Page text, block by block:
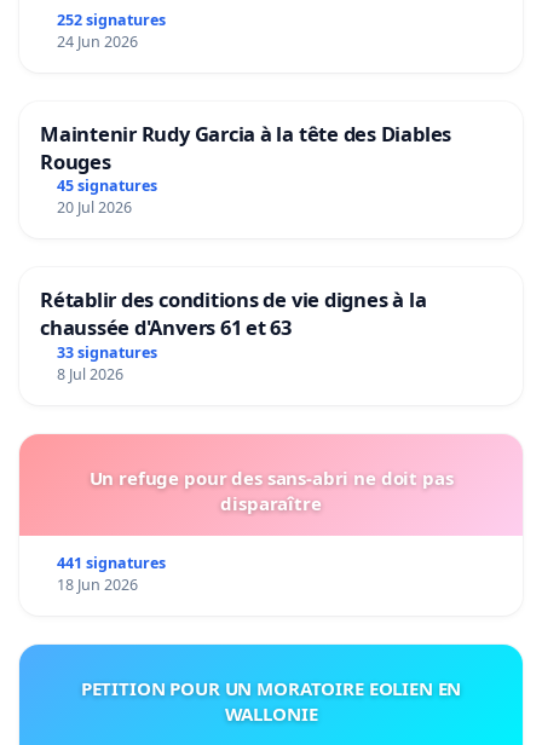
252 signatures
24 Jun 2026
Maintenir Rudy Garcia à la tête des Diables
Rouges
45 signatures
20 Jul 2026
Rétablir des conditions de vie dignes à la
chaussée d'Anvers 61 et 63
33 signatures
8 Jul 2026
Un refuge pour des sans-abri ne doit pas
disparaître
441 signatures
18 Jun 2026
PETITION POUR UN MORATOIRE EOLIEN EN
WALLONIE